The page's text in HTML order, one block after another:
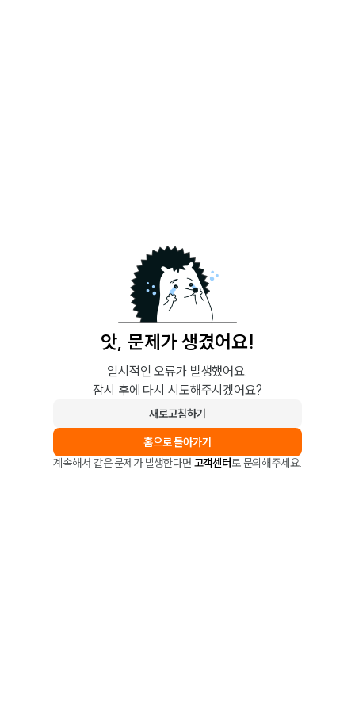
앗, 문제가 생겼어요!
일시적인 오류가 발생했어요.
잠시 후에 다시 시도해주시겠어요?
새로고침하기
홈으로 돌아가기
계속해서 같은 문제가 발생한다면 고객센터로 문의해주세요.